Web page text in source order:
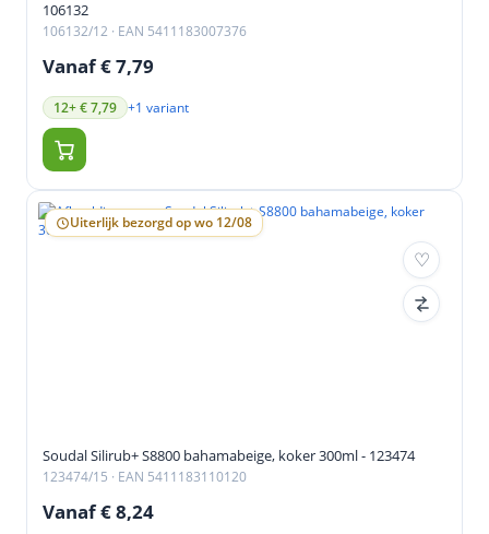
106132
106132/12 · EAN 5411183007376
Vanaf € 7,79
12+ € 7,79 +1 variant
Uiterlijk bezorgd op wo 12/08
Soudal Silirub+ S8800 bahamabeige, koker 300ml - 123474
123474/15 · EAN 5411183110120
Vanaf € 8,24